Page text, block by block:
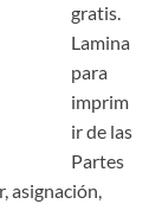
gratis.
Lamina
para
imprim
ir de las
Partes
asignación,